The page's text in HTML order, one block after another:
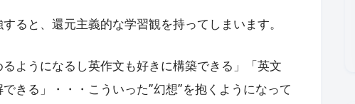
ると、還元主義的な学習観を持ってしまいます。
ようになるし英作文も好きに構築できる」「英文
きる」・・・こういった”幻想”を抱くようになって